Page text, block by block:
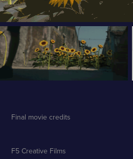
Final movie credits
F5 Creative Films